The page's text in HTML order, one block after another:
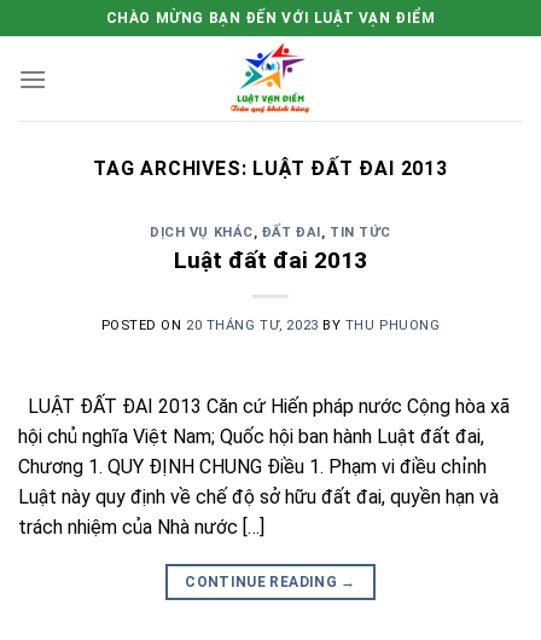
to
content
CHÀO MỪNG BẠN ĐẾN VỚI LUẬT VẠN ĐIỂM
TAG ARCHIVES: LUẬT ĐẤT ĐAI 2013
DỊCH VỤ KHÁC, ĐẤT ĐAI, TIN TỨC
Luật đất đai 2013
POSTED ON 20 THÁNG TƯ, 2023 BY THU PHUONG
LUẬT ĐẤT ĐAI 2013 Căn cứ Hiến pháp nước Cộng hòa xã
hội chủ nghĩa Việt Nam; Quốc hội ban hành Luật đất đai,
Chương 1. QUY ĐỊNH CHUNG Điều 1. Phạm vi điều chỉnh
Luật này quy định về chế độ sở hữu đất đai, quyền hạn và
trách nhiệm của Nhà nước […]
CONTINUE READING →